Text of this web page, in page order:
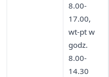
8.00-
17.00,
wt-pt w
godz.
8.00-
14.30